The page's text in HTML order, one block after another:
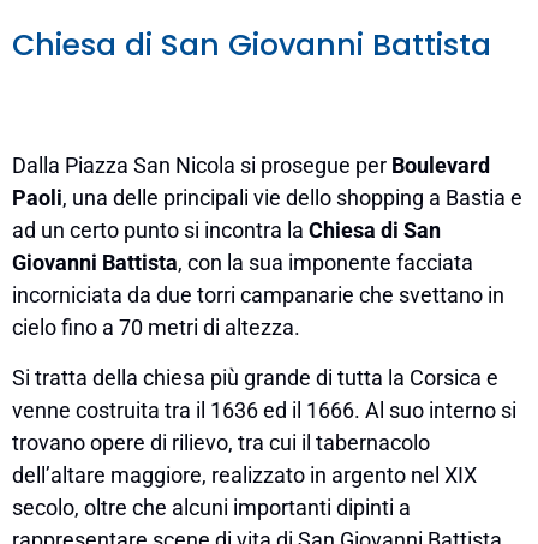
Chiesa di San Giovanni Battista
Dalla Piazza San Nicola si prosegue per Boulevard
Paoli, una delle principali vie dello shopping a Bastia e
ad un certo punto si incontra la Chiesa di San
Giovanni Battista, con la sua imponente facciata
incorniciata da due torri campanarie che svettano in
cielo fino a 70 metri di altezza.
Si tratta della chiesa più grande di tutta la Corsica e
venne costruita tra il 1636 ed il 1666. Al suo interno si
trovano opere di rilievo, tra cui il tabernacolo
dell’altare maggiore, realizzato in argento nel XIX
secolo, oltre che alcuni importanti dipinti a